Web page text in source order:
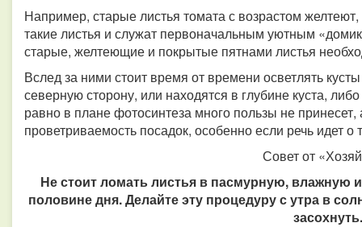
Например, старые листья томата с возрастом
такие листья и служат первоначальным уютным
старые, желтеющие и покрытые пятнами листья
Вслед за ними стоит время от времени осветлять
северную сторону, или находятся в глубине куста,
равно в плане фотосинтеза много пользы не
проветриваемость посадок, особенно если речь идет о
Совет от
Не стоит ломать листья в пасмурную, влажную
половине дня. Делайте эту процедуру с утра в